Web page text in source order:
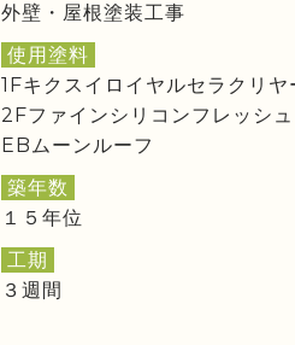
外壁・屋根塗装工事
使用塗料
1Fキクスイロイヤルセラクリヤ
2Fファインシリコンフレッシュ
EBムーンルーフ
築年数
１５年位
工期
３週間